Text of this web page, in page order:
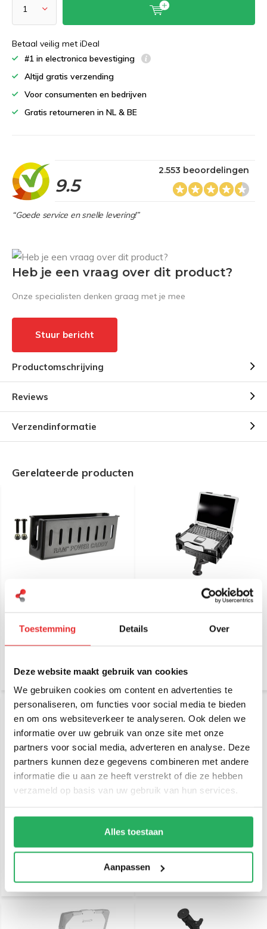
Toestemming Details Over
Deze website maakt gebruik van cookies
We gebruiken cookies om content en advertenties te
personaliseren, om functies voor social media te bieden
en om ons websiteverkeer te analyseren. Ook delen we
informatie over uw gebruik van onze site met onze
partners voor social media, adverteren en analyse. Deze
partners kunnen deze gegevens combineren met andere
informatie die u aan ze heeft verstrekt of die ze hebben
verzameld op basis van uw gebruik van hun services.
Alles toestaan
Aanpassen
Betaal veilig met iDeal
#1 in electronica bevestiging
Altijd gratis verzending
Voor consumenten en bedrijven
Gratis retourneren in NL & BE
9.5
2.553 beoordelingen
“Goede service en snelle levering!”
Heb je een vraag over dit product?
Onze specialisten denken graag met je mee
Stuur bericht
Productomschrijving
Reviews
Verzendinformatie
Gerelateerde producten
RAM Mount Power
Caddy™ Accessoires
5U
€ 24,95Incl. btw
RAM Mount Laptophouder
gebogen klemmen met
€ 179,-
veermechanisme en slot
€ 199,-Incl. btw
€ 24,95Incl. btw